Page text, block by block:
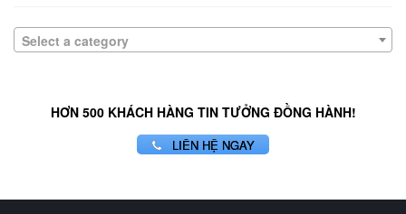
Select a category
HƠN 500 KHÁCH HÀNG TIN TƯỞNG ĐỒNG HÀNH!
LIÊN HỆ NGAY